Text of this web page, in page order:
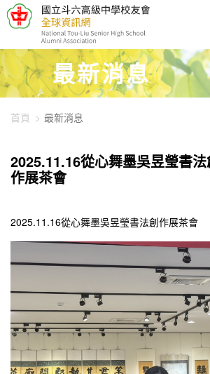
448-5329
最新消息
首頁 最新消息
2025.11.16從心舞墨吳昱瑩書法
作展茶會
2025.11.16從心舞墨吳昱瑩書法創作展茶會